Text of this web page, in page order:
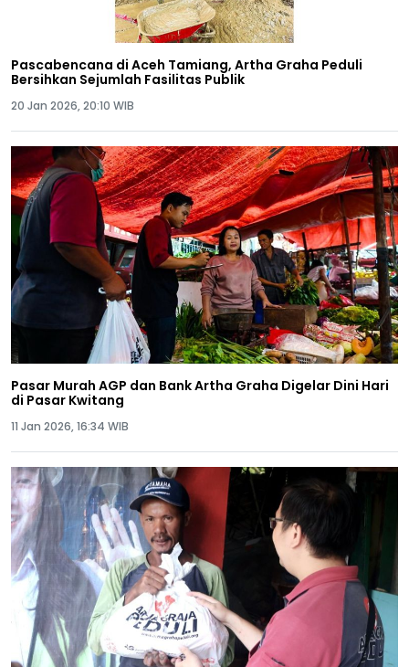
Pascabencana di Aceh Tamiang, Artha Graha Peduli
Bersihkan Sejumlah Fasilitas Publik
20 Jan 2026, 20:10 WIB
Pasar Murah AGP dan Bank Artha Graha Digelar Dini Hari
di Pasar Kwitang
11 Jan 2026, 16:34 WIB